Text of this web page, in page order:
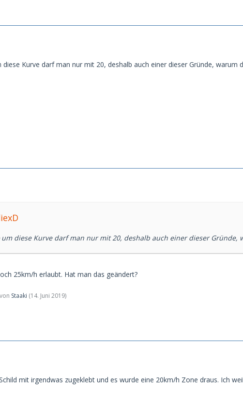
Kurve darf man nur mit 20, deshalb auch einer dieser Gründe, warum
um diese Kurve darf man nur mit 20, deshalb auch einer dieser Gründe,
25km/h erlaubt. Hat man das geändert?
Staaki (14. Juni 2019)
mit irgendwas zugeklebt und es wurde eine 20km/h Zone draus. Ich